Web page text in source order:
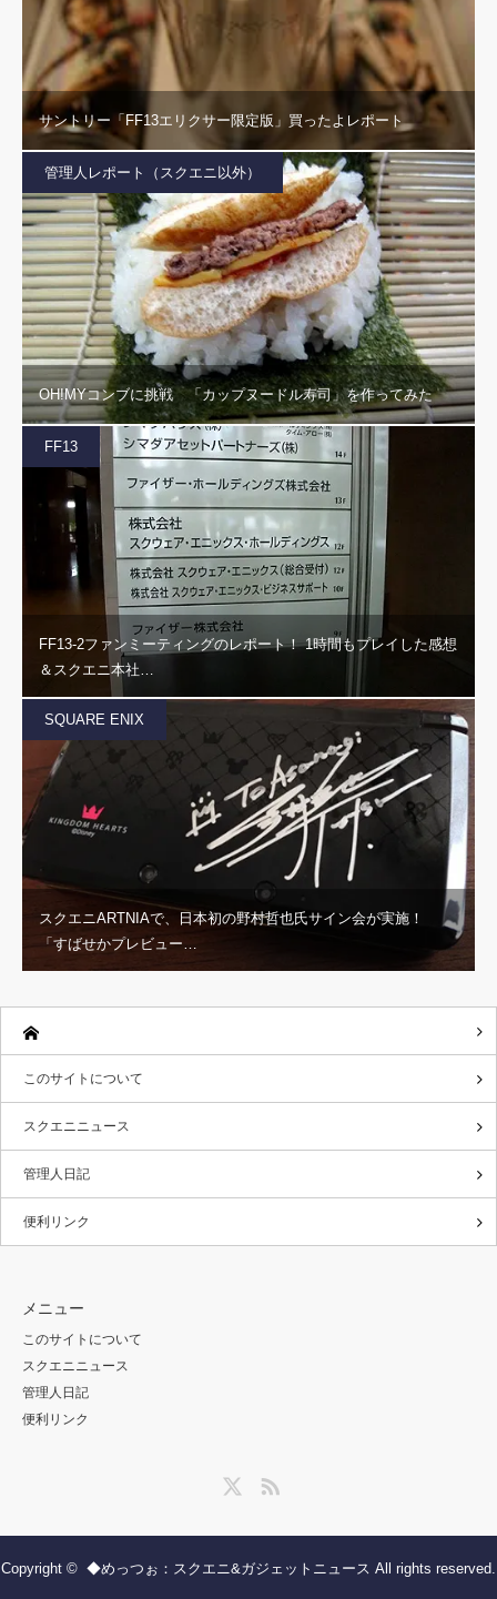
サントリー「FF13エリクサー限定版」買ったよレポート
管理人レポート（スクエニ以外）
OH!MYコンブに挑戦 「カップヌードル寿司」を作ってみた
FF13
FF13-2ファンミーティングのレポート！ 1時間もプレイした感想
＆スクエニ本社…
SQUARE ENIX
スクエニARTNIAで、日本初の野村哲也氏サイン会が実施！
「すばせかプレビュー…
このサイトについて
スクエニニュース
管理人日記
便利リンク
メニュー
このサイトについて
スクエニニュース
管理人日記
便利リンク
Copyright © ◆めっつぉ：スクエニ&ガジェットニュース All rights reserved.